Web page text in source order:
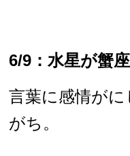
6/9：水星が蟹
言葉に感情が
がち。